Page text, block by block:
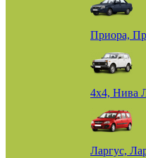
Приора,
4х4, Нива
Ларгус,